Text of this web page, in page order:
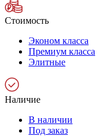
Стоимость
Эконом класса
Премиум класса
Элитные
Наличие
В наличии
Под заказ